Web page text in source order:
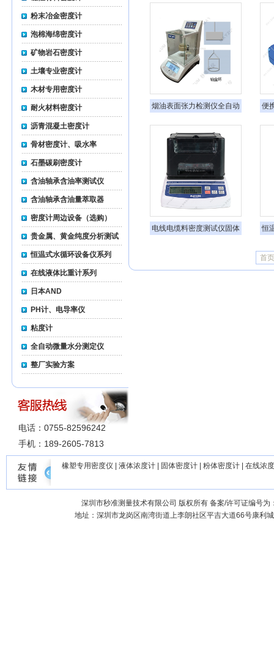
粉末冶金密度计
泡棉海绵密度计
矿物岩石密度计
土壤专业密度计
木材专用密度计
耐火材料密度计
沥青混凝土密度计
骨材密度计、吸水率
石墨碳刷密度计
含油轴承含油率测试仪
含油轴承含油量萃取器
密度计周边设备（选购）
贵金属、黄金纯度分析测试
仪
恒温式水循环设备仪系列
在线液体比重计系列
日本AND
PH计、电导率仪
粘度计
全自动微量水分测定仪
整厂实验方案
电话：0755-82596242
手机：189-2605-7813
烟油表面张力检测仪全自动
测仪铂金环表面张力仪
便
电线电缆料密度测试仪固体
恒
首页
橡塑专用密度仪 液体浓度计 固体密度计 粉体密度计 在线浓
深圳市秒准测量技术有限公司 版权所有 备案/许可证编号为
地址：深圳市龙岗区南湾街道上李朗社区平吉大道66号康利